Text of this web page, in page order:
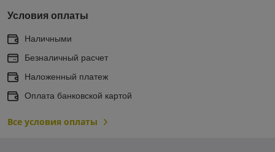
Условия оплаты
Наличными
Безналичный расчет
Наложенный платеж
Оплата банковской картой
Все условия оплаты